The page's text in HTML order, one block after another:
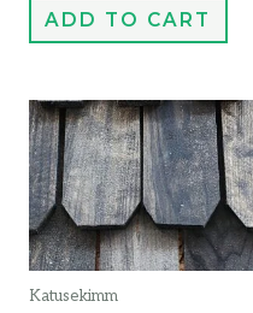
ADD TO CART
Katusekimm